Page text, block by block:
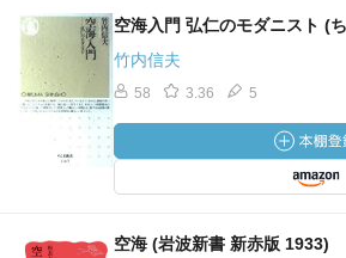
空海入門 弘仁のモダニスト (
竹内信夫
58 3.36 5
空海 (岩波新書 新赤版 1933)